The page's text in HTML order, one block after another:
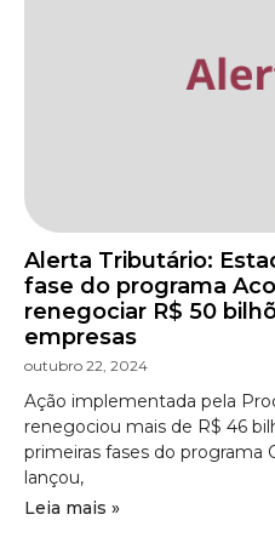
Alerta Tributário:
fase do programa
renegociar R$ 50
empresas
outubro 22, 2024
Ação implementada pela
renegociou mais de R$ 46
primeiras fases do programa
lançou,
Leia mais »